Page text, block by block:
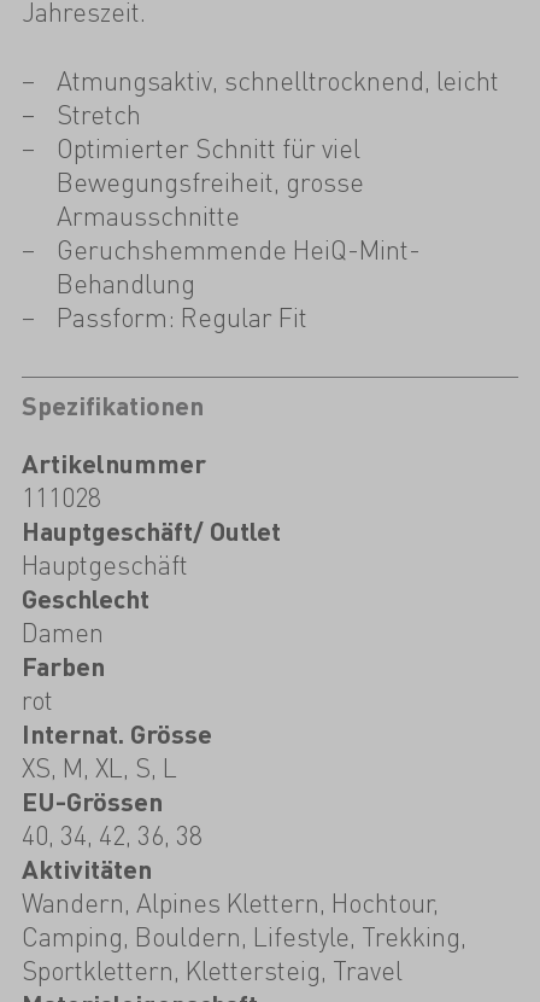
Jahreszeit.
Atmungsaktiv, schnelltrocknend, leicht
Stretch
Optimierter Schnitt für viel
Bewegungsfreiheit, grosse
Armausschnitte
Geruchshemmende HeiQ-Mint-
Behandlung
Passform: Regular Fit
Spezifikationen
Artikelnummer
111028
Hauptgeschäft/ Outlet
Hauptgeschäft
Geschlecht
Damen
Farben
rot
Internat. Grösse
XS, M, XL, S, L
EU-Grössen
40, 34, 42, 36, 38
Aktivitäten
Wandern, Alpines Klettern, Hochtour,
Camping, Bouldern, Lifestyle, Trekking,
Sportklettern, Klettersteig, Travel